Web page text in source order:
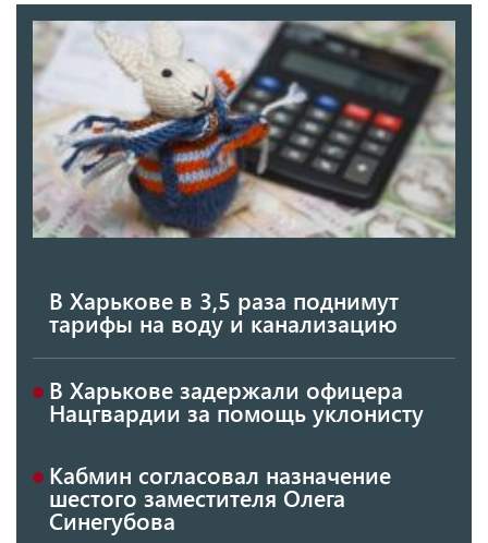
В Харькове в 3,5 раза поднимут
тарифы на воду и канализацию
В Харькове задержали офицера
Нацгвардии за помощь уклонисту
Кабмин согласовал назначение
шестого заместителя Олега
Синегубова